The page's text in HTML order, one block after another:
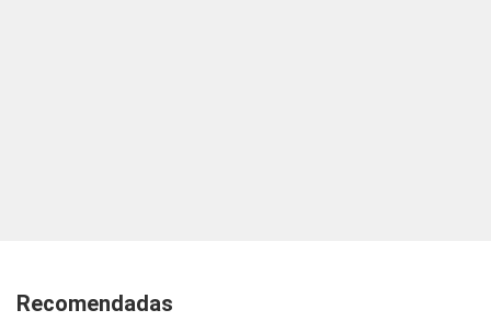
Recomendadas